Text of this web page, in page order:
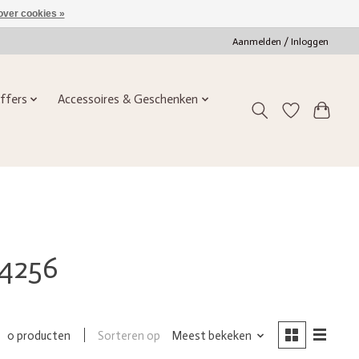
Aanmelden / Inloggen
Accessoires & Geschenken
0 producten Sorteren op Meest bekeken
cookies »